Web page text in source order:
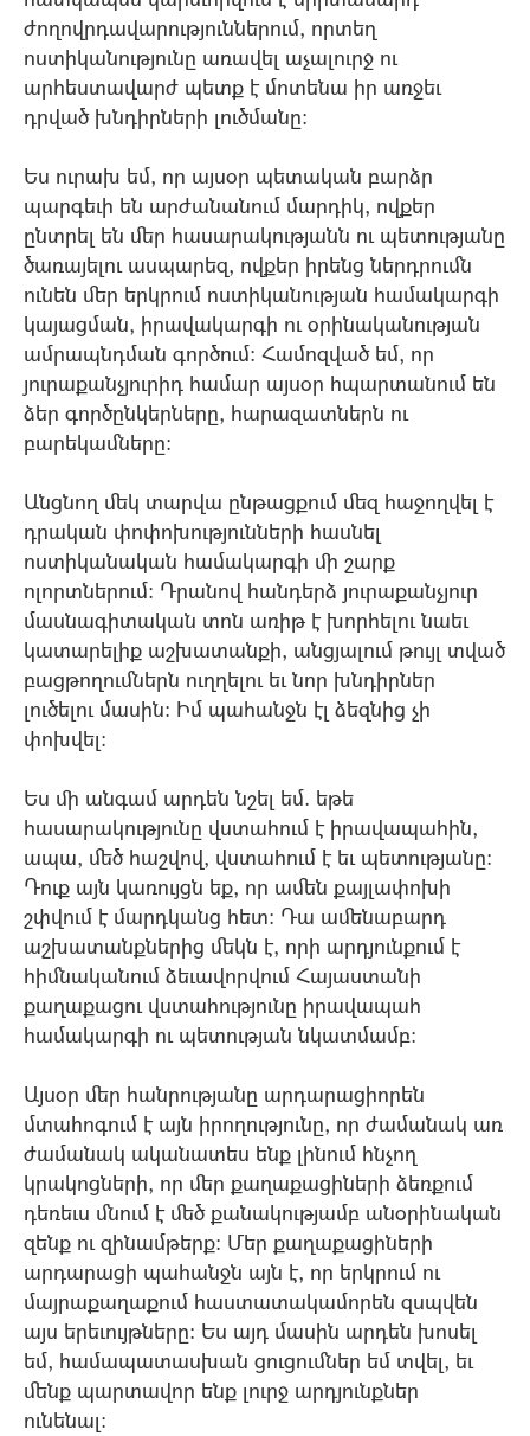
ժողովրդավարություններում, որտեղ
ոստիկանությունը առավել աչալուրջ ու
արհեստավարժ պետք է մոտենա իր առջեւ
դրված խնդիրների լուծմանը:
Ես ուրախ եմ, որ այսօր պետական բարձր
պարգեւի են արժանանում մարդիկ, ովքեր
ընտրել են մեր հասարակությանն ու պետությանը
ծառայելու ասպարեզ, ովքեր իրենց ներդրումն
ունեն մեր երկրում ոստիկանության համակարգի
կայացման, իրավակարգի ու օրինականության
ամրապնդման գործում: Համոզված եմ, որ
յուրաքանչյուրիդ համար այսօր հպարտանում են
ձեր գործընկերները, հարազատներն ու
բարեկամները:
Անցնող մեկ տարվա ընթացքում մեզ հաջողվել է
դրական փոփոխությունների հասնել
ոստիկանական համակարգի մի շարք
ոլորտներում: Դրանով հանդերձ յուրաքանչյուր
մասնագիտական տոն առիթ է խորհելու նաեւ
կատարելիք աշխատանքի, անցյալում թույլ տված
բացթողումներն ուղղելու եւ նոր խնդիրներ
լուծելու մասին: Իմ պահանջն էլ ձեզնից չի
փոխվել:
Ես մի անգամ արդեն նշել եմ. եթե
հասարակությունը վստահում է իրավապահին,
ապա, մեծ հաշվով, վստահում է եւ պետությանը:
Դուք այն կառույցն եք, որ ամեն քայլափոխի
շփվում է մարդկանց հետ: Դա ամենաբարդ
աշխատանքներից մեկն է, որի արդյունքում է
հիմնականում ձեւավորվում Հայաստանի
քաղաքացու վստահությունը իրավապահ
համակարգի ու պետության նկատմամբ:
Այսօր մեր հանրությանը արդարացիորեն
մտահոգում է այն իրողությունը, որ ժամանակ առ
ժամանակ ականատես ենք լինում հնչող
կրակոցների, որ մեր քաղաքացիների ձեռքում
դեռեւս մնում է մեծ քանակությամբ անօրինական
զենք ու զինամթերք: Մեր քաղաքացիների
արդարացի պահանջն այն է, որ երկրում ու
մայրաքաղաքում հաստատակամորեն զսպվեն
այս երեւույթները: Ես այդ մասին արդեն խոսել
եմ, համապատասխան ցուցումներ եմ տվել, եւ
մենք պարտավոր ենք լուրջ արդյունքներ
ունենալ: